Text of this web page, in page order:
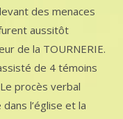
des menaces
aussitôt
de la TOURNERIE.
de 4 témoins
procès verbal
l’église et la